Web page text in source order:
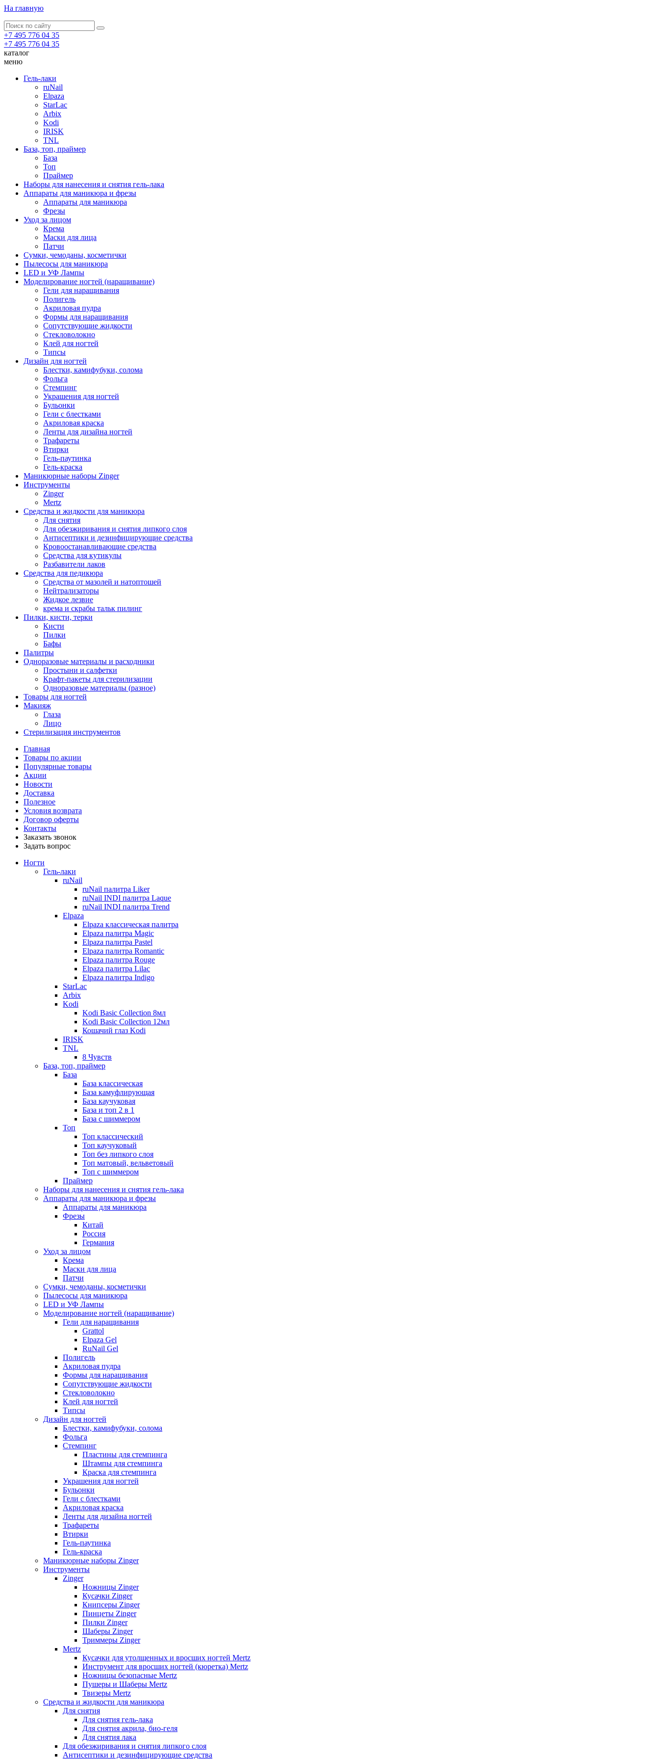
На главную
+7 495 776 04 35
+7 495 776 04 35
каталог
меню
Гель-лаки
ruNail
Elpaza
StarLac
Arbix
Kodi
IRISK
TNL
База, топ, праймер
База
Топ
Праймер
Наборы для нанесения и снятия гель-лака
Аппараты для маникюра и фрезы
Аппараты для маникюра
Фрезы
Уход за лицом
Крема
Маски для лица
Патчи
Сумки, чемоданы, косметички
Пылесосы для маникюра
LED и УФ Лампы
Моделирование ногтей (наращивание)
Гели для наращивания
Полигель
Акриловая пудра
Формы для наращивания
Сопутствующие жидкости
Стекловолокно
Клей для ногтей
Типсы
Дизайн для ногтей
Блестки, камифубуки, солома
Фольга
Стемпинг
Украшения для ногтей
Бульонки
Гели с блестками
Акриловая краска
Ленты для дизайна ногтей
Трафареты
Втирки
Гель-паутинка
Гель-краска
Маникюрные наборы Zinger
Инструменты
Zinger
Mertz
Средства и жидкости для маникюра
Для снятия
Для обезжиривания и снятия липкого слоя
Антисептики и дезинфицирующие средства
Кровоостанавливающие средства
Средства для кутикулы
Разбавители лаков
Средства для педикюра
Средства от мазолей и натоптошей
Нейтрализаторы
Жидкое лезвие
крема и скрабы тальк пилинг
Пилки, кисти, терки
Кисти
Пилки
Бафы
Палитры
Одноразовые материалы и расходники
Простыни и салфетки
Крафт-пакеты для стерилизации
Одноразовые материалы (разное)
Товары для ногтей
Макияж
Глаза
Лицо
Стерилизация инструментов
Главная
Товары по акции
Популярные товары
Акции
Новости
Доставка
Полезное
Условия возврата
Договор оферты
Контакты
Заказать звонок
Задать вопрос
Ногти
Гель-лаки
ruNail
ruNail палитра Liker
ruNail INDI палитра Laque
ruNail INDI палитра Trend
Elpaza
Elpaza классическая палитра
Elpaza палитра Magic
Elpaza палитра Pastel
Elpaza палитра Romantic
Elpaza палитра Rouge
Elpaza палитра Lilac
Elpaza палитра Indigo
StarLac
Arbix
Kodi
Kodi Basic Collection 8мл
Kodi Basic Collection 12мл
Кошачий глаз Kodi
IRISK
TNL
8 Чувств
База, топ, праймер
База
База классическая
База камуфлирующая
База каучуковая
База и топ 2 в 1
База с шиммером
Топ
Топ классический
Топ каучуковый
Топ без липкого слоя
Топ матовый, вельветовый
Топ с шиммером
Праймер
Наборы для нанесения и снятия гель-лака
Аппараты для маникюра и фрезы
Аппараты для маникюра
Фрезы
Китай
Россия
Германия
Уход за лицом
Крема
Маски для лица
Патчи
Сумки, чемоданы, косметички
Пылесосы для маникюра
LED и УФ Лампы
Моделирование ногтей (наращивание)
Гели для наращивания
Grattol
Elpaza Gel
RuNail Gel
Полигель
Акриловая пудра
Формы для наращивания
Сопутствующие жидкости
Стекловолокно
Клей для ногтей
Типсы
Дизайн для ногтей
Блестки, камифубуки, солома
Фольга
Стемпинг
Пластины для стемпинга
Штампы для стемпинга
Краска для стемпинга
Украшения для ногтей
Бульонки
Гели с блестками
Акриловая краска
Ленты для дизайна ногтей
Трафареты
Втирки
Гель-паутинка
Гель-краска
Маникюрные наборы Zinger
Инструменты
Zinger
Ножницы Zinger
Кусачки Zinger
Книпсеры Zinger
Пинцеты Zinger
Пилки Zinger
Шаберы Zinger
Триммеры Zinger
Mertz
Кусачки для утолщенных и вросших ногтей Mertz
Инструмент для вросших ногтей (кюретка) Mertz
Ножницы безопасные Mertz
Пушеры и Шаберы Mertz
Твизеры Mertz
Средства и жидкости для маникюра
Для снятия
Для снятия гель-лака
Для снятия акрила, био-геля
Для снятия лака
Для обезжиривания и снятия липкого слоя
Антисептики и дезинфицирующие средства